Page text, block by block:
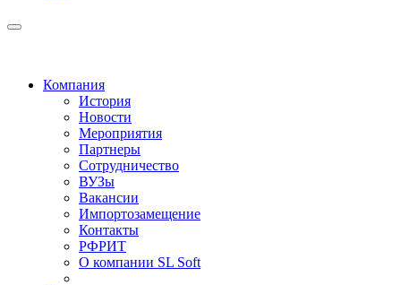
Компания
История
Новости
Мероприятия
Партнеры
Сотрудничество
ВУЗы
Вакансии
Импортозамещение
Контакты
РФРИТ
О компании SL Soft